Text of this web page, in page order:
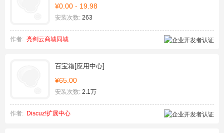
¥0.00 - 19.98
安装次数: 263
作者: 亮剑云商城同城
百宝箱[应用中心]
¥65.00
安装次数: 2.1万
作者: Discuz!扩展中心